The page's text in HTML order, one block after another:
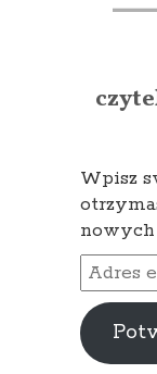
Wpisz
nowych
Adres
e-
mail